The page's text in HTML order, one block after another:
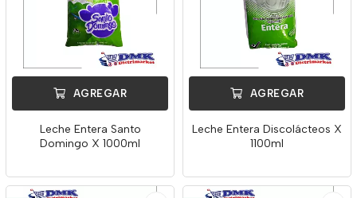
AGREGAR
Leche Entera Santo
Domingo X 1000ml
AGREGAR
Leche Entera Discolácteos X
1100ml